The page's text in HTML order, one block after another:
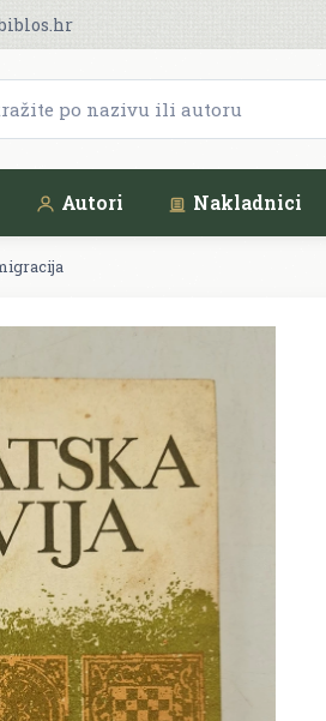
Autori Nakladnici